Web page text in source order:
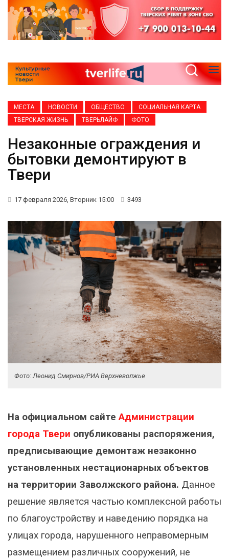
МЕСТА НОВОСТИ ОБЩЕСТВО
СОЦИАЛЬНАЯ КАРТА
ТВЕРСКАЯ ЖИЗНЬ
ТВЕРЬЛАЙФ ФОТО
Незаконные ограждения и
бытовки демонтируют в
Твери
17 февраля 2026, Вторник 15:00 3493
Фото: Леонид Смирнов/РИА Верхневолжье
На официальном сайтеАдминистрации
города Твери опубликованы распоряжения,
предписывающие демонтаж незаконно
установленных нестационарных объектов
на территории Заволжского района. Данное
решение является частью комплексной работы
по благоустройству и наведению порядка на
улицах города, нарушенного неправомерным
размещением различных сооружений, не